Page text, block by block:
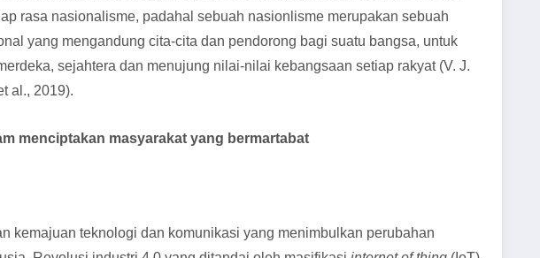
rasa nasionalisme, padahal sebuah nasionlisme merupakan sebuah
yang mengandung cita-cita dan pendorong bagi suatu bangsa, untuk
sejahtera dan menujung nilai-nilai kebangsaan setiap rakyat (V. J.
al., 2019).
menciptakan masyarakat yang bermartabat
kemajuan teknologi dan komunikasi yang menimbulkan perubahan